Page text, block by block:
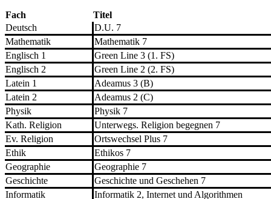
Fach
Titel
Deutsch
D.U. 7
Mathematik
Mathematik 7
Englisch 1
Green Line 3 (1. FS)
Englisch 2
Green Line 2 (2. FS)
Latein 1
Adeamus 3 (B)
Latein 2
Adeamus 2 (C)
Physik
Physik 7
Kath. Religion
Unterwegs. Religion begegnen 7
Ev. Religion
Ortswechsel Plus 7
Ethik
Ethikos 7
Geographie
Geographie 7
Geschichte
Geschichte und Geschehen 7
Informatik
Informatik 2, Internet und Algorithmen